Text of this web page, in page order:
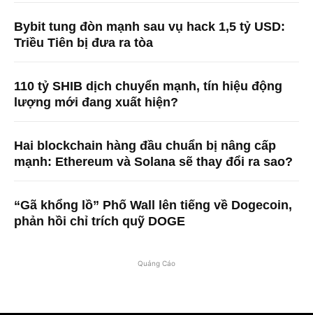
Bybit tung đòn mạnh sau vụ hack 1,5 tỷ USD:
Triều Tiên bị đưa ra tòa
110 tỷ SHIB dịch chuyển mạnh, tín hiệu động
lượng mới đang xuất hiện?
Hai blockchain hàng đầu chuẩn bị nâng cấp
mạnh: Ethereum và Solana sẽ thay đổi ra sao?
“Gã khổng lồ” Phố Wall lên tiếng về Dogecoin,
phản hồi chỉ trích quỹ DOGE
Quảng Cáo